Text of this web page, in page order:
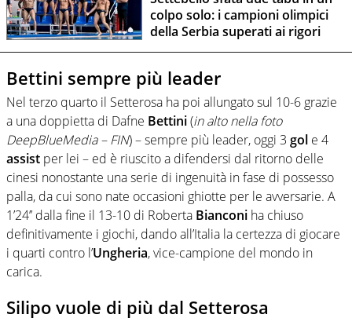
colpo solo: i campioni olimpici
della Serbia superati ai rigori
Bettini sempre più leader
Nel terzo quarto il Setterosa ha poi allungato sul 10-6 grazie
a una doppietta di Dafne Bettini(in alto nella foto
DeepBlueMedia – FIN) – sempre più leader, oggi 3 gol e 4
assist per lei – ed è riuscito a difendersi dal ritorno delle
cinesi nonostante una serie di ingenuità in fase di possesso
palla, da cui sono nate occasioni ghiotte per le avversarie. A
1’24’’ dalla fine il 13-10 di Roberta Bianconi ha chiuso
definitivamente i giochi, dando all’Italia la certezza di giocare
i quarti contro l’Ungheria, vice-campione del mondo in
carica.
Silipo vuole di più dal Setterosa